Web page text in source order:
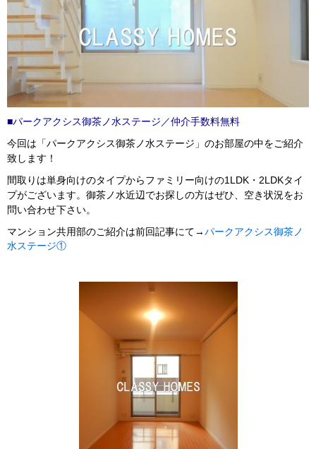
■パークアクシス御茶ノ水ステージ／仲介手数料無料
今回は「パークアクシス御茶ノ水ステージ」のお部屋の中をご紹介
致します！
間取りは単身向けのタイプからファミリー向けの1LDK・2LDKタイ
プがございます。御茶ノ水近辺でお探しの方はぜひ、空き状況をお
問い合わせ下さい。
マンション共用部のご紹介は前回記事にて→パークアクシス御茶ノ
水ステージ①